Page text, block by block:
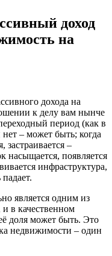
доход
на
дохода на
к делу вам нынче
период (как в
– может быть; когда
застраивается –
насыщается, появляется
инфраструктура,
является одним из
в качественном
доля может быть. Это
недвижимости – один